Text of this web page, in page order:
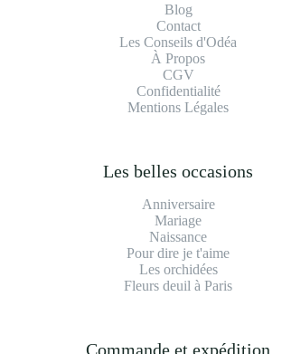
Blog
Contact
Les Conseils d'Odéa
À Propos
CGV
Confidentialité
Mentions Légales
Les belles occasions
Anniversaire
Mariage
Naissance
Pour dire je t'aime
Les orchidées
Fleurs deuil à Paris
Commande et expédition